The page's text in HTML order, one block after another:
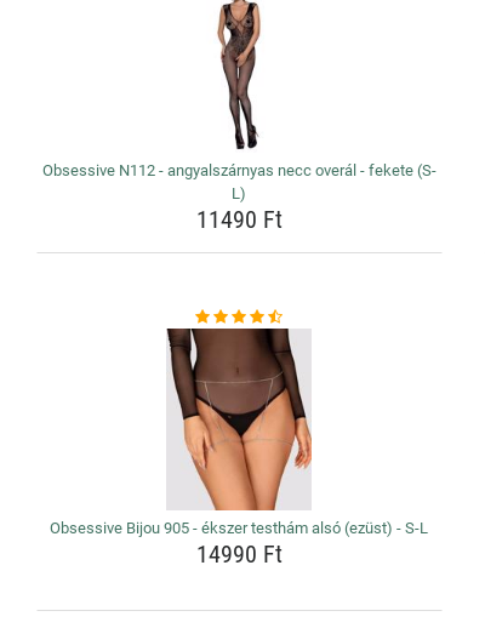
Obsessive N112 - angyalszárnyas necc overál - fekete (S-
L)
11490 Ft
Obsessive Bijou 905 - ékszer testhám alsó (ezüst) - S-L
14990 Ft